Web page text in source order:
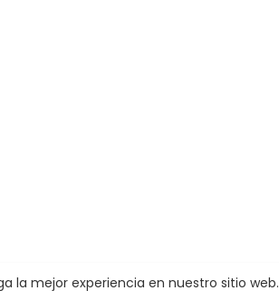
la mejor experiencia en nuestro sitio web.